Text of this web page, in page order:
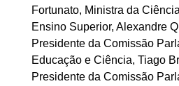
Fortunato, Ministra da
Ensino Superior, Alexandre
Presidente da Comissão
Educação e Ciência, Tiago
Presidente da Comissão